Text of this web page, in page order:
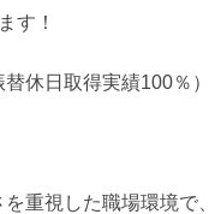
す！
休日取得実績100％）
重視した職場環境で、